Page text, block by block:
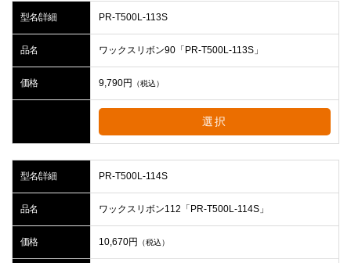
型名/詳細 PR-T500L-113S
品名 ワックスリボン90「PR-T500L-113S」
価格 9,790円 （税込）
選択
型名/詳細 PR-T500L-114S
品名 ワックスリボン112「PR-T500L-114S」
価格 10,670円 （税込）